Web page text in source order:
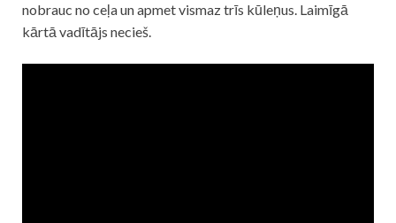
nobrauc no ceļa un apmet vismaz trīs kūleņus. Laimīgā
kārtā vadītājs necieš.